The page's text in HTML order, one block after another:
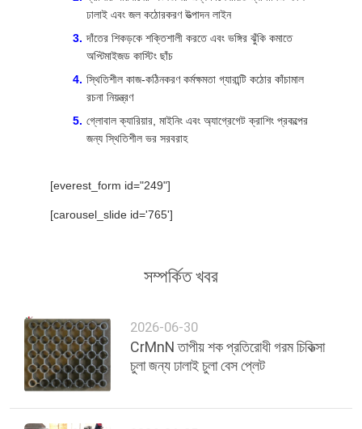
ঢালাই এবং জল কঠোরকরণ উত্পাদন লাইন
দাঁতের শিকড়কে শক্তিশালী করতে এবং ভঙ্গির ঝুঁকি কমাতে
অপ্টিমাইজড কাস্টিং ছাঁচ
স্থিতিশীল কাজ-কঠিনকরণ কর্মক্ষমতা গ্যারান্টি কঠোর কাঁচামাল
রচনা নিয়ন্ত্রণ
গ্লোবাল ক্যারিয়ার, মাইনিং এবং অ্যাগ্রেগেট ক্রাশিং প্রকল্পের
জন্য স্থিতিশীল ভর সরবরাহ
[everest_form id="249"]
[carousel_slide id='765']
সম্পর্কিত খবর
2026-06-30
CrMnN তাপীয় শক প্রতিরোধী গরম চিকিত্সা
চুলা জন্য ঢালাই চুলা বেস প্লেট